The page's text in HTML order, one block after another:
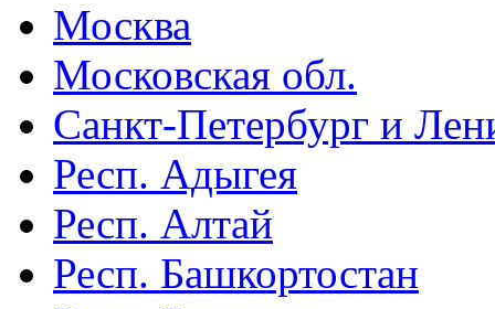
Москва
Московская обл.
Санкт-Петербург и
Респ. Адыгея
Респ. Алтай
Респ. Башкортостан